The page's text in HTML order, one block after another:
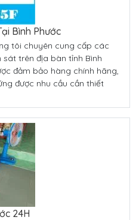
Bình Phước
tôi chuyên cung cấp các
trên địa bàn tỉnh Bình
đảm bảo hàng chính hãng,
được nhu cầu cần thiết
24H